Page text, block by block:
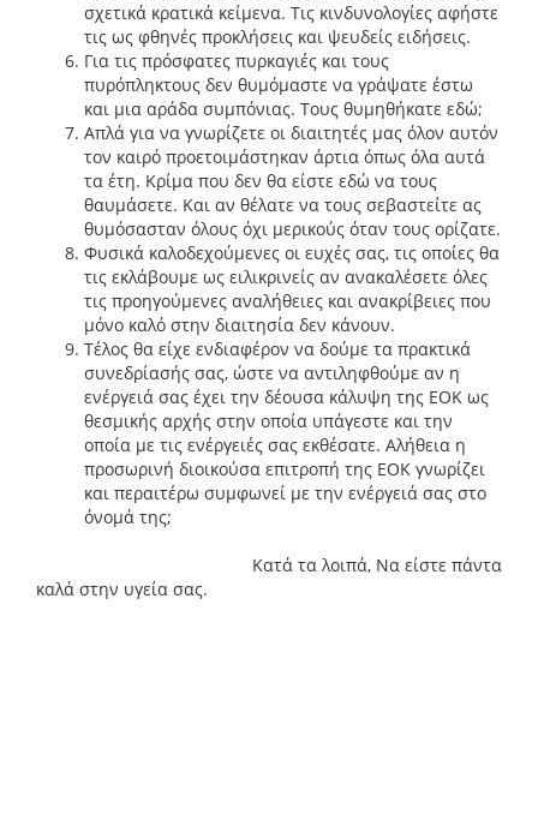
σχετικά κρατικά κείμενα. Τις κινδυνολογίες αφήστε
τις ως φθηνές προκλήσεις και ψευδείς ειδήσεις.
Για τις πρόσφατες πυρκαγιές και τους
πυρόπληκτους δεν θυμόμαστε να γράψατε έστω
και μια αράδα συμπόνιας. Τους θυμηθήκατε εδώ;
Απλά για να γνωρίζετε οι διαιτητές μας όλον αυτόν
τον καιρό προετοιμάστηκαν άρτια όπως όλα αυτά
τα έτη. Κρίμα που δεν θα είστε εδώ να τους
θαυμάσετε. Και αν θέλατε να τους σεβαστείτε ας
θυμόσασταν όλους όχι μερικούς όταν τους ορίζατε.
Φυσικά καλοδεχούμενες οι ευχές σας, τις οποίες θα
τις εκλάβουμε ως ειλικρινείς αν ανακαλέσετε όλες
τις προηγούμενες αναλήθειες και ανακρίβειες που
μόνο καλό στην διαιτησία δεν κάνουν.
Τέλος θα είχε ενδιαφέρον να δούμε τα πρακτικά
συνεδρίασής σας, ώστε να αντιληφθούμε αν η
ενέργειά σας έχει την δέουσα κάλυψη της ΕΟΚ ως
θεσμικής αρχής στην οποία υπάγεστε και την
οποία με τις ενέργειές σας εκθέσατε. Αλήθεια η
προσωρινή διοικούσα επιτροπή της ΕΟΚ γνωρίζει
και περαιτέρω συμφωνεί με την ενέργειά σας στο
όνομά της;
Κατά τα λοιπά, Να είστε πάντα
καλά στην υγεία σας.